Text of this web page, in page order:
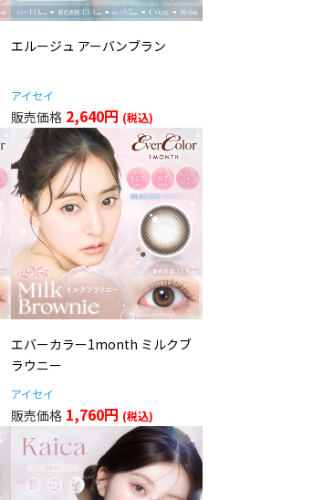
エルージュ アーバンブラン
アイセイ
2,640円
エバーカラー1month ミルクブ
ラウニー
アイセイ
1,760円